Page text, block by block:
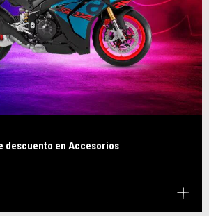
descuento en Accesorios